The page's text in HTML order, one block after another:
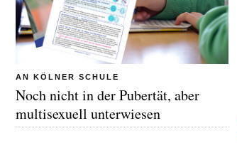
AN KÖLNER SCHULE
Noch nicht in der Pubertät, aber
multisexuell unterwiesen